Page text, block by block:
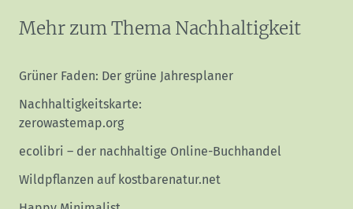
Mehr zum Thema Nachhaltigkeit
Grüner Faden: Der grüne Jahresplaner
Nachhaltigkeitskarte:
zerowastemap.org
ecolibri – der nachhaltige Online-Buchhandel
Wildpflanzen auf kostbarenatur.net